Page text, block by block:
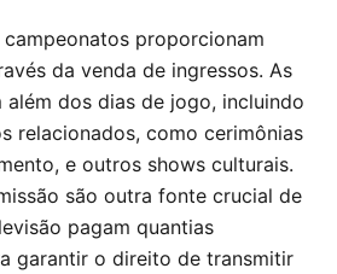
proporcionam
da venda de ingressos. As
além dos dias de jogo, incluindo
relacionados, como cerimônias
e outros shows culturais.
são outra fonte crucial de
pagam quantias
garantir o direito de transmitir